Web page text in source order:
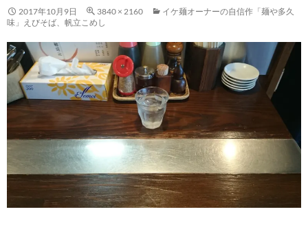
へ
ス
ッ
プ
2017年10月9日 3840 × 2160
イケ麺オーナーの自信作「麺や多久
味」えびそば、帆立こめし